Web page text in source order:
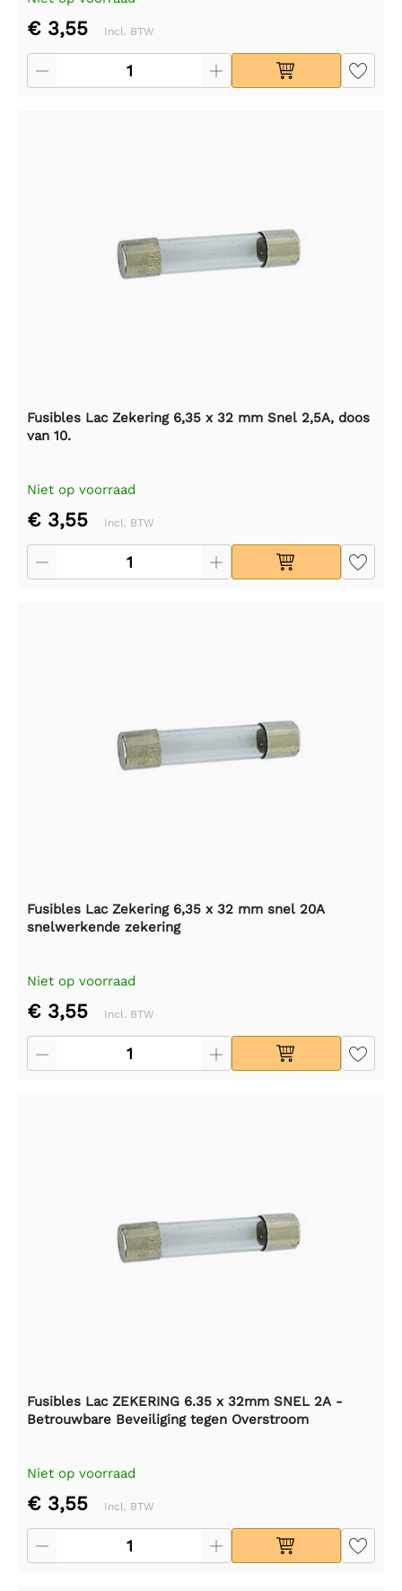
€ 3,55 Incl. BTW
Fusibles Lac Zekering 6,35 x 32 mm Snel 2,5A, doos
van 10.
Niet op voorraad
€ 3,55 Incl. BTW
Fusibles Lac Zekering 6,35 x 32 mm snel 20A
snelwerkende zekering
Niet op voorraad
€ 3,55 Incl. BTW
Fusibles Lac ZEKERING 6.35 x 32mm SNEL 2A -
Betrouwbare Beveiliging tegen Overstroom
Niet op voorraad
€ 3,55 Incl. BTW